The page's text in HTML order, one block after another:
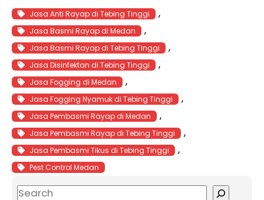
Jasa Anti Rayap di Tebing Tinggi ,
Jasa Basmi Rayap di Medan ,
Jasa Basmi Rayap di Tebing Tinggi ,
Jasa Disinfektan di Tebing Tinggi ,
Jasa Fogging di Medan ,
Jasa Fogging Nyamuk di Tebing Tinggi ,
Jasa Pembasmi Rayap di Medan ,
Jasa Pembasmi Rayap di Tebing Tinggi ,
Jasa Pembasmi Tikus di Tebing Tinggi ,
Pest Control Medan